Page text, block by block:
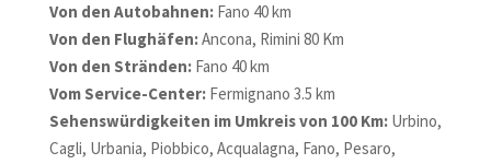
Von den Autobahnen:Fano 40 km
Von den Flughäfen:Ancona, Rimini 80 Km
Von den Stränden:Fano 40 km
Vom Service-Center:Fermignano 3.5 km
Sehenswürdigkeiten im Umkreis von 100 Km:Urbino,
Cagli, Urbania, Piobbico, Acqualagna, Fano, Pesaro,